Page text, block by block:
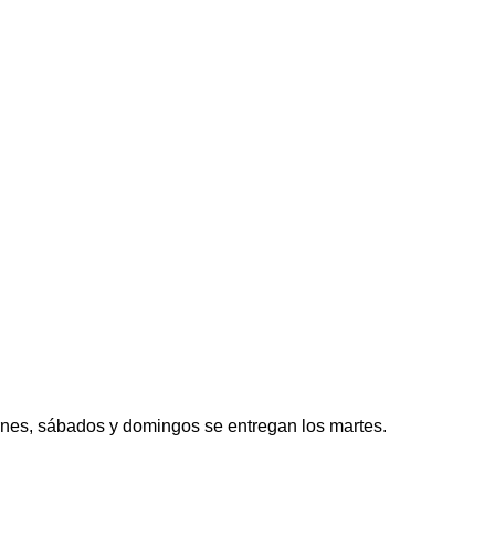
sábados y domingos se entregan los martes.